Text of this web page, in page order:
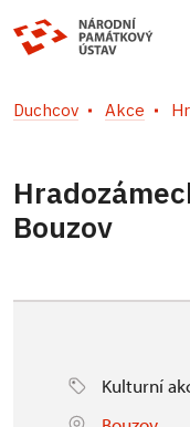
Duchcov Akce
Bouzov
Kulturní